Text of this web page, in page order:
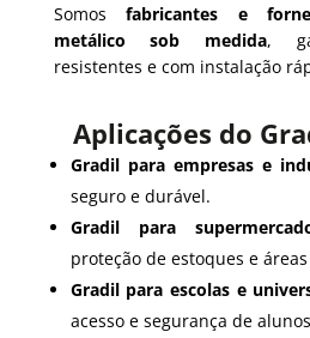
Somosfabricantes e
metálico sob medida,
resistentes e com instalação
Aplicações do
Gradil para empresas e
seguro e durável.
Gradil para
proteção de estoques e
Gradil para escolas e
acesso e segurança de